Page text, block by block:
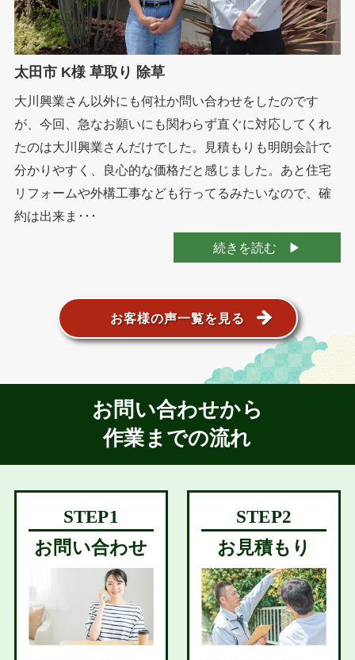
太田市 K様 草取り 除草
大川興業さん以外にも何社か問い合わせをしたのです
が、今回、急なお願いにも関わらず直ぐに対応してくれ
たのは大川興業さんだけでした。見積もりも明朗会計で
分かりやすく、良心的な価格だと感じました。あと住宅
リフォームや外構工事なども行ってるみたいなので、確
約は出来ま･･･
続きを読む
お客様の声一覧を見る
お問い合わせから
作業までの流れ
お問い合わせ お見積もり